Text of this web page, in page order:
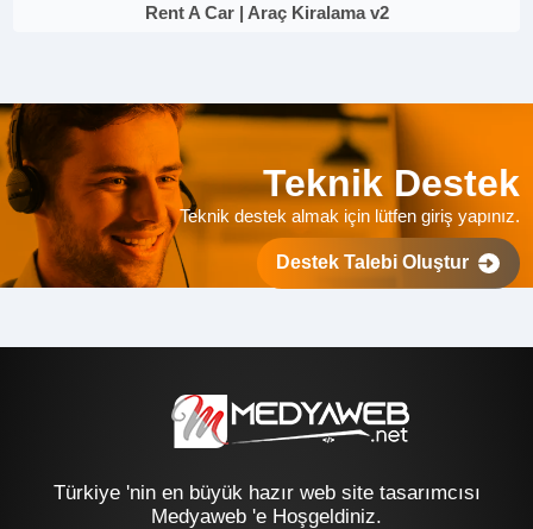
Rent A Car | Araç Kiralama v2
Teknik Destek
Teknik destek almak için lütfen giriş yapınız.
Destek Talebi Oluştur
Türkiye 'nin en büyük hazır web site tasarımcısı
Medyaweb 'e Hoşgeldiniz.